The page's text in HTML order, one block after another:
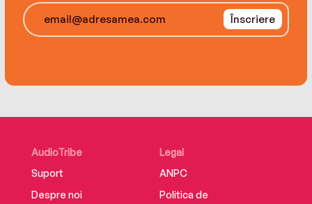
Înscriere
AudioTribe
Suport
Despre noi
Legal
ANPC
Politica de